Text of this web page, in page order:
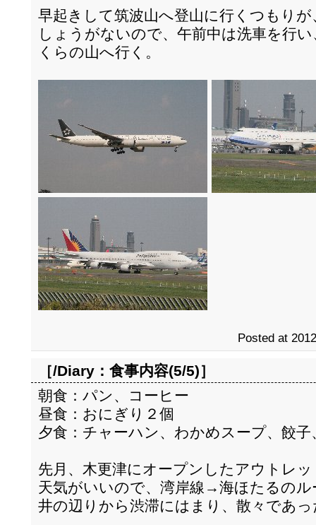
早起きして筑波山へ登山に行くつもりが
しょうがないので、午前中は洗車を行
くらの山へ行く。
Posted at
［/Diary： 食事内容(5/5)］
朝食：パン、コーヒー
昼食：おにぎり２個
夕食：チャーハン、わかめスープ、餃子
先月、木更津にオープンしたアウトレ
天気がいいので、湾岸線→海ほたるの
井の辺りから渋滞にはまり、散々であっ